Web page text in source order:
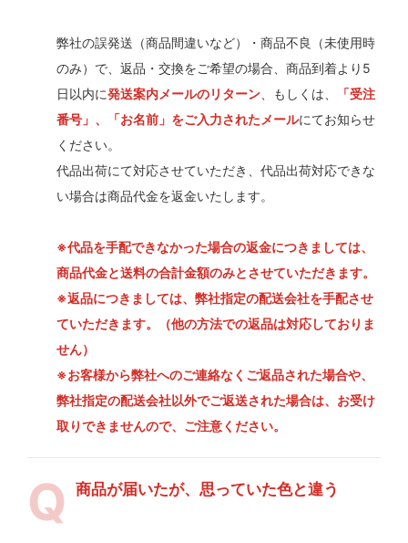
弊社の誤発送（商品間違いなど）・商品不良（未使用時
のみ）で、返品・交換をご希望の場合、商品到着より5
日以内に発送案内メールのリターン 、もしくは、
「受注
番号」、「お名前」をご入力されたメールにてお知らせ
ください。
代品出荷にて対応させていただき、代品出荷対応できな
い場合は商品代金を返金いたします。
※代品を手配できなかった場合の返金につきましては、
商品代金と送料の合計金額のみとさせていただきます。
※返品につきましては、弊社指定の配送会社を手配させ
ていただきます。（他の方法での返品は対応しておりま
せん）
※お客様から弊社へのご連絡なくご返品された場合や、
弊社指定の配送会社以外でご返送された場合は、お受け
取りできませんので、ご注意ください。
商品が届いたが、思っていた色と違う